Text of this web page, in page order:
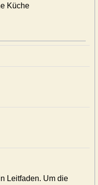
Küche
Leitfaden. Um die